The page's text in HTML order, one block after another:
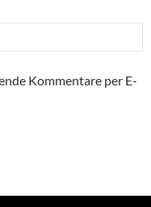
Kommentare per E-